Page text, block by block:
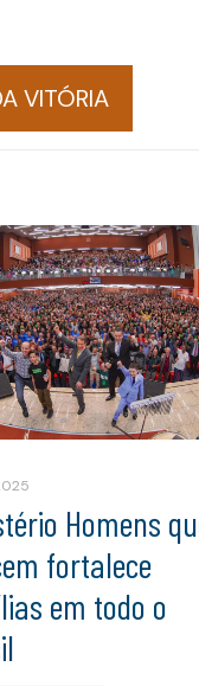
VITÓRIA
Homens
fortalece
em todo o